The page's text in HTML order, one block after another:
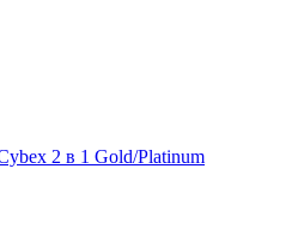
2 в 1 Gold/Platinum